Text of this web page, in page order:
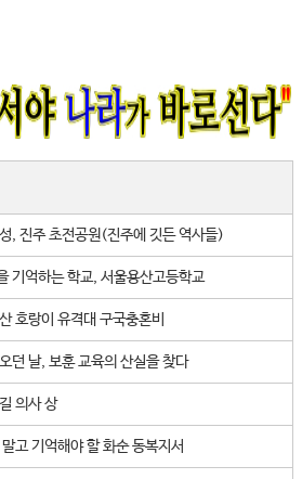
, 진주 초전공원(진주에 깃든 역사들)
기억하는 학교, 서울용산고등학교
호랑이 유격대 구국충혼비
던 날, 보훈 교육의 산실을 찾다
의사 상
고 기억해야 할 화순 동복지서